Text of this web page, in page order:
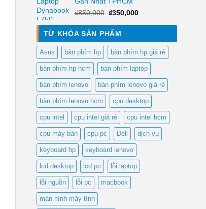
₫850,000 Giá
là:
₫350,000Giá
₫350,000.
TỪ KHÓA SẢN PHẨM
Asus bàn phím hp bàn phím hp giá rẻ
bàn phím hp hcm bàn phím laptop
bàn phím lenovo bàn phím lenovo giá rẻ
bàn phím lenovo hcm cpu desktop
cpu intel cpu intel giá rẻ cpu intel hcm
cpu máy bàn cpu pc Dell dịch vụ
keyboard hp keyboard lenovo
lcd desktop lcd pc lỗi laptop
lỗi nguồn lỗi pc macbook
màn hình máy tính